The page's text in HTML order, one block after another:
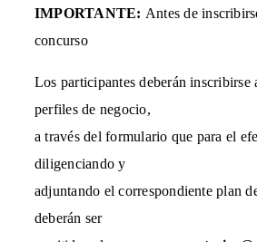
IMPORTANTE: Antes de
concurso
Los participantes deberán inscribirse
perfiles de negocio,
a través del formulario que para el
diligenciando y
adjuntando el correspondiente plan
deberán ser